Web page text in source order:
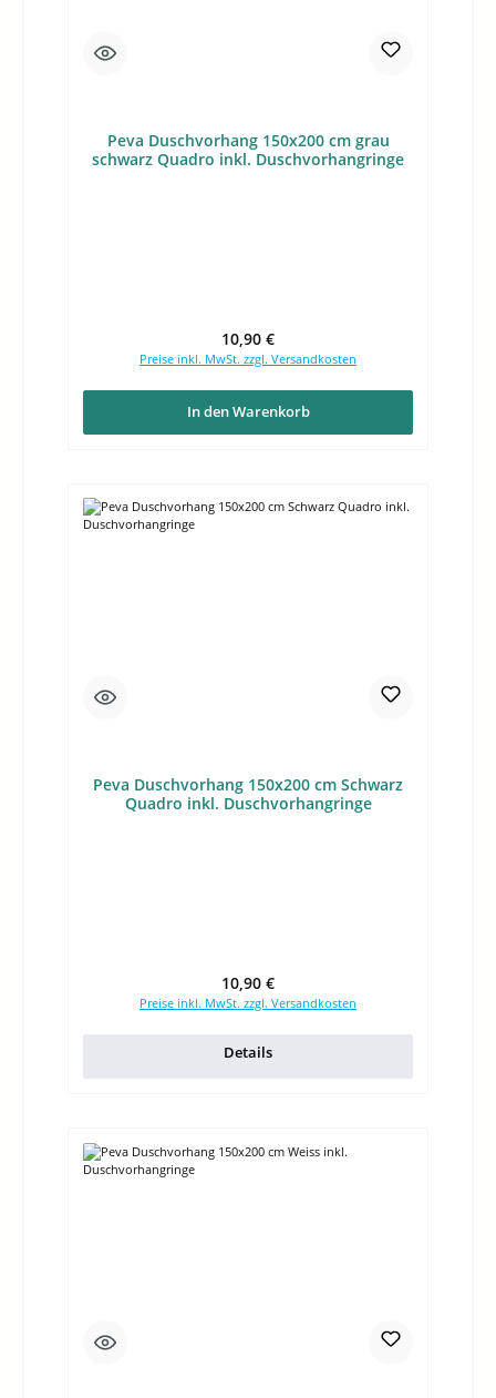
Peva Duschvorhang 150x200 cm grau
schwarz Quadro inkl. Duschvorhangringe
Regulärer Preis:
10,90 €
Preise inkl. MwSt. zzgl. Versandkosten
In den Warenkorb
Peva Duschvorhang 150x200 cm Schwarz
Quadro inkl. Duschvorhangringe
Regulärer Preis:
10,90 €
Preise inkl. MwSt. zzgl. Versandkosten
Details